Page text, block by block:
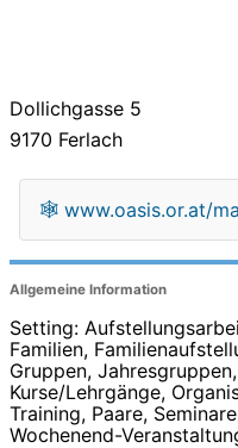
Dollichgasse 5
9170 Ferlach
🕸 www.oasis.or.at/
Allgemeine Information
Setting:
Familien,
Gruppen,
Kurse/Lehrgänge,
Training, Paare,
Wochenend-